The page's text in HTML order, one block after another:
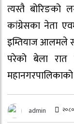
त्यस्तै बोरिङको
कांग्रेसका नेता
इम्तियाज आलमले
परेको बेला
admin